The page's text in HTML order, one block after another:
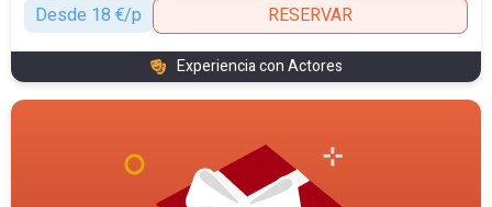
Desde 18 €/p
RESERVAR
Experiencia con Actores